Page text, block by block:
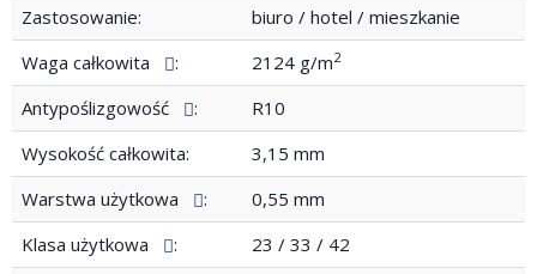
Zastosowanie:
biuro / hotel / mieszkanie
Waga całkowita
: 2124 g/m2
Antypoślizgowość :
R10
Wysokość całkowita:
3,15 mm
Warstwa użytkowa
:
0,55 mm
Klasa użytkowa
:
23 / 33 / 42